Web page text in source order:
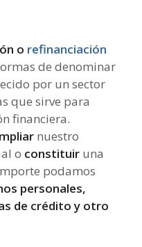
o refinanciación
de denominar
por un sector
que sirve para
financiera.
nuestro
o constituiruna
podamos
personales,
de crédito y otro